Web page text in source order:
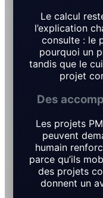
Le calcul
l’explication
consulte : le
pourquoi un
tandis que le
projet
Des
Les projets
peuvent
humain
parce qu’ils
des projets
donnent un